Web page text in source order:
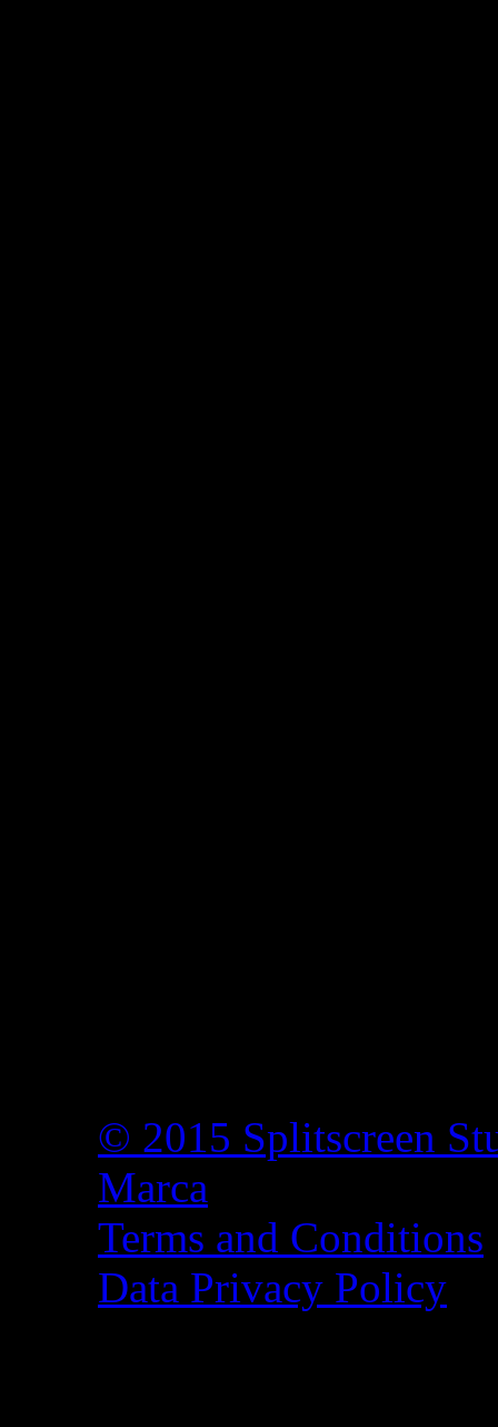
© 2015 Splitscreen
Marca
Terms and Conditions
Data Privacy Policy